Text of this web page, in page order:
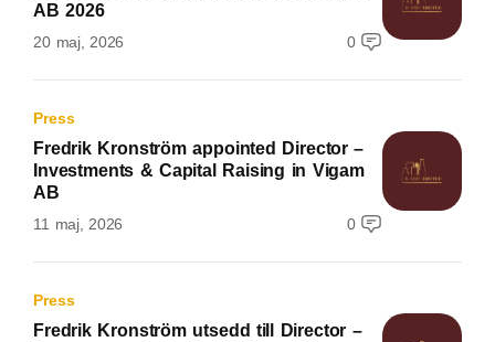
AB 2026
20 maj, 2026 0
Press
Fredrik Kronström appointed Director –
Investments & Capital Raising in Vigam
AB
11 maj, 2026 0
Press
Fredrik Kronström utsedd till Director –